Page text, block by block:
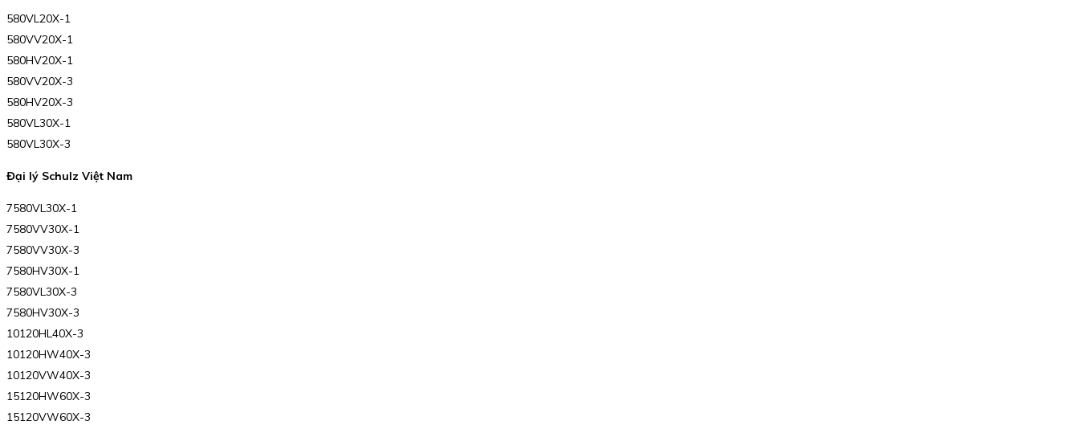
580VL20X-1
580VV20X-1
580HV20X-1
580VV20X-3
580HV20X-3
580VL30X-1
580VL30X-3
Đại lý Schulz Việt Nam
7580VL30X-1
7580VV30X-1
7580VV30X-3
7580HV30X-1
7580VL30X-3
7580HV30X-3
10120HL40X-3
10120HW40X-3
10120VW40X-3
15120HW60X-3
15120VW60X-3